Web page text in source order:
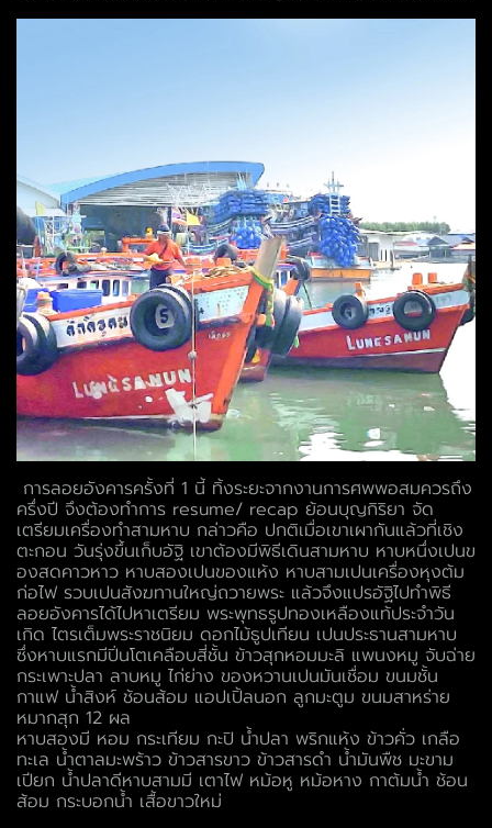
การลอยอังคารครั้งที่ 1 นี้ ทิ้งระยะจากงานการศพพอสมควรถึง
ครึ่งปี จึงต้องทำการ resume/ recap ย้อนบุญกิริยา จัด
เตรียมเครื่องทำสามหาบ กล่าวคือ ปกติเมื่อเขาเผากันแล้วที่เชิง
ตะกอน วันรุ่งขึ้นเก็บอัฐิ เขาต้องมีพิธีเดินสามหาบ หาบหนึ่งเปนข
องสดคาวหาว หาบสองเปนของแห้ง หาบสามเปนเครื่องหุงต้ม
ก่อไฟ รวบเปนสังฆทานใหญ่ถวายพระ แล้วจึงแปรอัฐิไปทำพิธี
ลอยอังคารได้ไปหาเตรียม พระพุทธรูปทองเหลืองแท้ประจำวัน
เกิด ไตรเต็มพระราชนิยม ดอกไม้ธูปเทียน เปนประธานสามหาบ
ซึ่งหาบแรกมีปิ่นโตเคลือบสี่ชั้น ข้าวสุกหอมมะลิ แพนงหมู จับฉ่าย
กระเพาะปลา ลาบหมู ไก่ย่าง ของหวานเปนมันเชื่อม ขนมชั้น
กาแฟ น้ำสิงห์ ช้อนส้อม แอปเปิ้ลนอก ลูกมะตูม ขนมสาหร่าย
หมากสุก 12 ผล
หาบสองมี หอม กระเทียม กะปิ น้ำปลา พริกแห้ง ข้าวคั่ว เกลือ
ทะเล น้ำตาลมะพร้าว ข้าวสารขาว ข้าวสารดำ น้ำมันพืช มะขาม
เปียก น้ำปลาดีหาบสามมี เตาไฟ หม้อหู หม้อหาง กาต้มน้ำ ช้อน
ส้อม กระบอกน้ำ เสื้อขาวใหม่